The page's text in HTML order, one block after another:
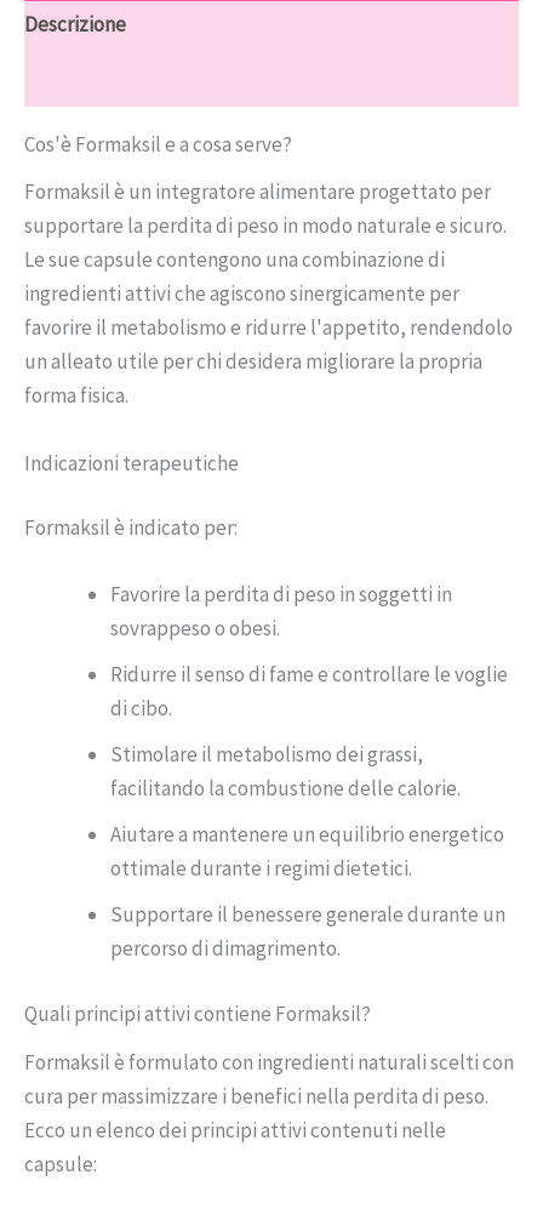
Descrizione
Cos'è Formaksil e a cosa serve?
Formaksil è un integratore alimentare progettato per
supportare la perdita di peso in modo naturale e sicuro.
Le sue capsule contengono una combinazione di
ingredienti attivi che agiscono sinergicamente per
favorire il metabolismo e ridurre l'appetito, rendendolo
un alleato utile per chi desidera migliorare la propria
forma fisica.
Indicazioni terapeutiche
Formaksil è indicato per:
Favorire la perdita di peso in soggetti in
sovrappeso o obesi.
Ridurre il senso di fame e controllare le voglie
di cibo.
Stimolare il metabolismo dei grassi,
facilitando la combustione delle calorie.
Aiutare a mantenere un equilibrio energetico
ottimale durante i regimi dietetici.
Supportare il benessere generale durante un
percorso di dimagrimento.
Quali principi attivi contiene Formaksil?
Formaksil è formulato con ingredienti naturali scelti con
cura per massimizzare i benefici nella perdita di peso.
Ecco un elenco dei principi attivi contenuti nelle
capsule: